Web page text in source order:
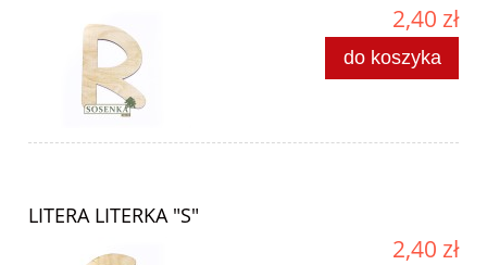
2,40 zł
do koszyka
LITERA LITERKA "S"
2,40 zł